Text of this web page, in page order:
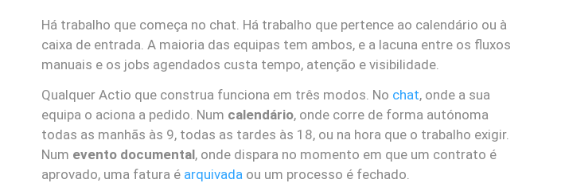
Há trabalho que começa no chat. Há trabalho que pertence ao calendário ou à
caixa de entrada. A maioria das equipas tem ambos, e a lacuna entre os fluxos
manuais e os jobs agendados custa tempo, atenção e visibilidade.
Qualquer Actio que construa funciona em três modos. No chat, onde a sua
equipa o aciona a pedido. Num calendário, onde corre de forma autónoma
todas as manhãs às 9, todas as tardes às 18, ou na hora que o trabalho exigir.
Num evento documental, onde dispara no momento em que um contrato é
aprovado, uma fatura é arquivada ou um processo é fechado.